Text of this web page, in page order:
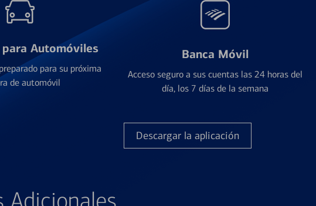
Automóviles
para su próxima
de automóvil
Banca Móvil
Acceso seguro a sus cuentas las 24 horas del
día, los 7 días de la semana
Descargar la aplicación